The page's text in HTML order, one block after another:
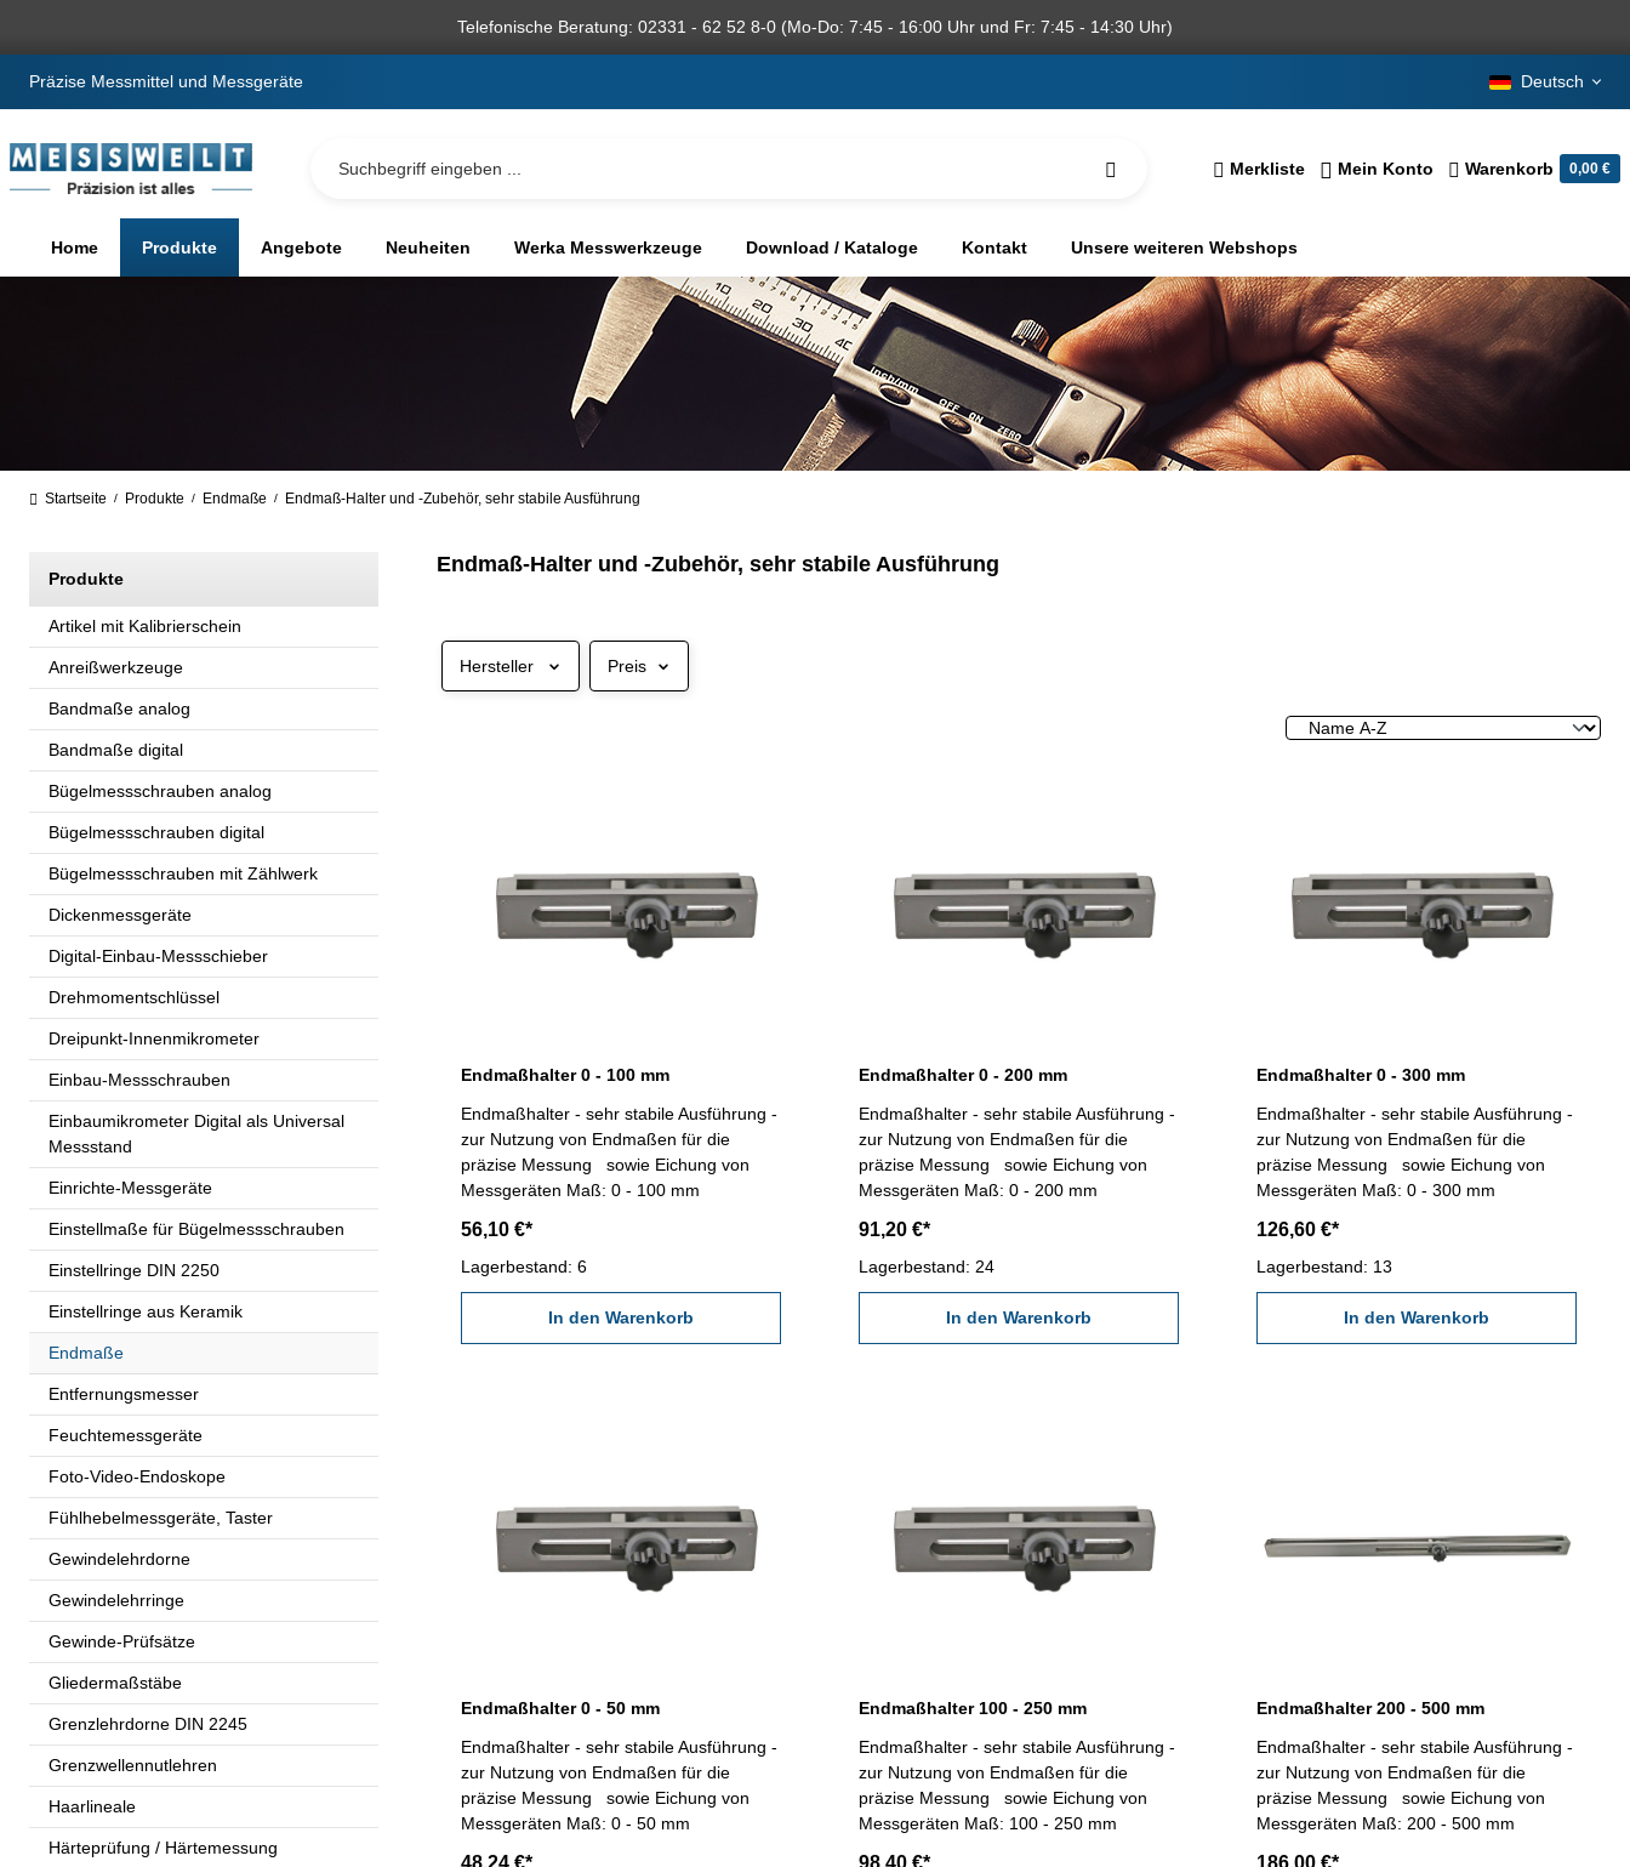
Telefonische Beratung: 02331 - 62 52 8-0 (Mo-Do: 7:45 - 16:00 Uhr und Fr: 7:45 - 14:30 Uhr)
Präzise Messmittel und Messgeräte Deutsch
Merkliste Mein Konto Warenkorb 0,00 €
Home Produkte Angebote Neuheiten Werka Messwerkzeuge Download / Kataloge Kontakt Unsere weiteren Webshops
Startseite / Produkte / Endmaße / Endmaß-Halter und -Zubehör, sehr stabile Ausführung
Produkte
Artikel mit Kalibrierschein
Anreißwerkzeuge
Bandmaße analog
Bandmaße digital
Bügelmessschrauben analog
Bügelmessschrauben digital
Bügelmessschrauben mit Zählwerk
Dickenmessgeräte
Digital-Einbau-Messschieber
Drehmomentschlüssel
Dreipunkt-Innenmikrometer
Einbau-Messschrauben
Einbaumikrometer Digital als Universal
Messstand
Einrichte-Messgeräte
Einstellmaße für Bügelmessschrauben
Einstellringe DIN 2250
Einstellringe aus Keramik
Endmaße
Entfernungsmesser
Feuchtemessgeräte
Foto-Video-Endoskope
Fühlhebelmessgeräte, Taster
Gewindelehrdorne
Gewindelehrringe
Gewinde-Prüfsätze
Gliedermaßstäbe
Grenzlehrdorne DIN 2245
Grenzwellennutlehren
Haarlineale
Härteprüfung / Härtemessung
Endmaß-Halter und -Zubehör, sehr stabile Ausführung
Hersteller Preis
Endmaßhalter 0 - 100 mm
Endmaßhalter - sehr stabile Ausführung -
zur Nutzung von Endmaßen für die
präzise Messung sowie Eichung von
Messgeräten Maß: 0 - 100 mm
56,10 €*
Lagerbestand: 6
In den Warenkorb
Endmaßhalter 0 - 200 mm
Endmaßhalter - sehr stabile Ausführung -
zur Nutzung von Endmaßen für die
präzise Messung sowie Eichung von
Messgeräten Maß: 0 - 200 mm
91,20 €*
Lagerbestand: 24
In den Warenkorb
Endmaßhalter 0 - 300 mm
Endmaßhalter - sehr stabile Ausführung -
zur Nutzung von Endmaßen für die
präzise Messung sowie Eichung von
Messgeräten Maß: 0 - 300 mm
126,60 €*
Lagerbestand: 13
In den Warenkorb
Endmaßhalter 0 - 50 mm
Endmaßhalter - sehr stabile Ausführung -
zur Nutzung von Endmaßen für die
präzise Messung sowie Eichung von
Messgeräten Maß: 0 - 50 mm
Endmaßhalter 100 - 250 mm
Endmaßhalter - sehr stabile Ausführung -
zur Nutzung von Endmaßen für die
präzise Messung sowie Eichung von
Messgeräten Maß: 100 - 250 mm
Endmaßhalter 200 - 500 mm
Endmaßhalter - sehr stabile Ausführung -
zur Nutzung von Endmaßen für die
präzise Messung sowie Eichung von
Messgeräten Maß: 200 - 500 mm